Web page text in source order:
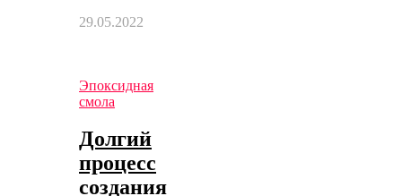
29.05.2022
Эпоксидная
смола
Долгий
процесс
создания